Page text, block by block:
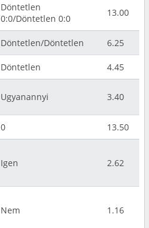
Döntetlen
0:0/Döntetlen 0:0
13.00
Döntetlen/Döntetlen 6.25
Döntetlen 4.45
Ugyanannyi 3.40
0 13.50
Igen 2.62
Nem 1.16